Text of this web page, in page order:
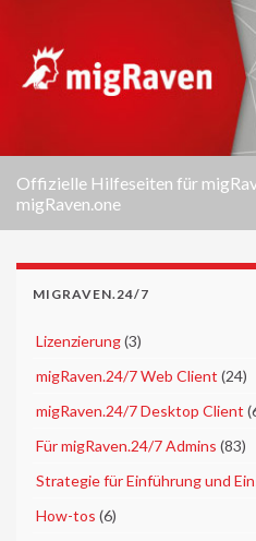
Offizielle Hilfeseiten für
migRaven.one
MIGRAVEN.24/7
Lizenzierung(3)
migRaven.24/7 Web Client (24)
migRaven.24/7 Desktop Client
Für migRaven.24/7 Admins (83)
Strategie für Einführung und
How-tos (6)